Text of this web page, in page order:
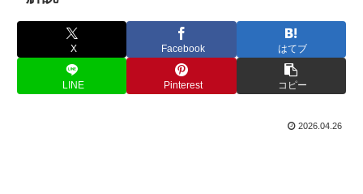
X Facebook はてブ
LINE Pinterest コピー
2026.04.26